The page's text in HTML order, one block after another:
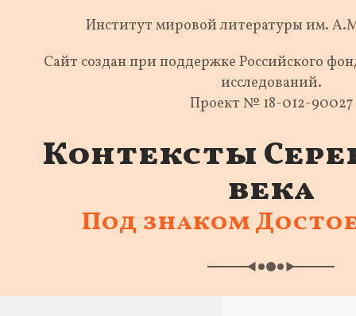
Институт мировой литературы им.
Сайт создан при поддержке Российского
исследований.
Проект № 18-012-90027
Контексты
века
Под знаком